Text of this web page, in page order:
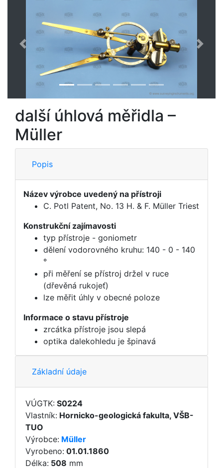
Předchozí Další
další úhlová měřidla –
Müller
Popis
Název výrobce uvedený na přístroji
C. Potl Patent, No. 13 H. & F. Müller Triest
Konstrukční zajímavosti
typ přístroje - goniometr
dělení vodorovného kruhu: 140 - 0 - 140
°
při měření se přístroj držel v ruce
(dřevěná rukojeť)
lze měřit úhly v obecné poloze
Informace o stavu přístroje
zrcátka přístroje jsou slepá
optika dalekohledu je špinavá
Základní údaje
VÚGTK: S0224
Vlastník: Hornicko-geologická fakulta, VŠB-
TUO
Výrobce: Müller
Vyrobeno: 01.01.1860
Délka: 508 mm